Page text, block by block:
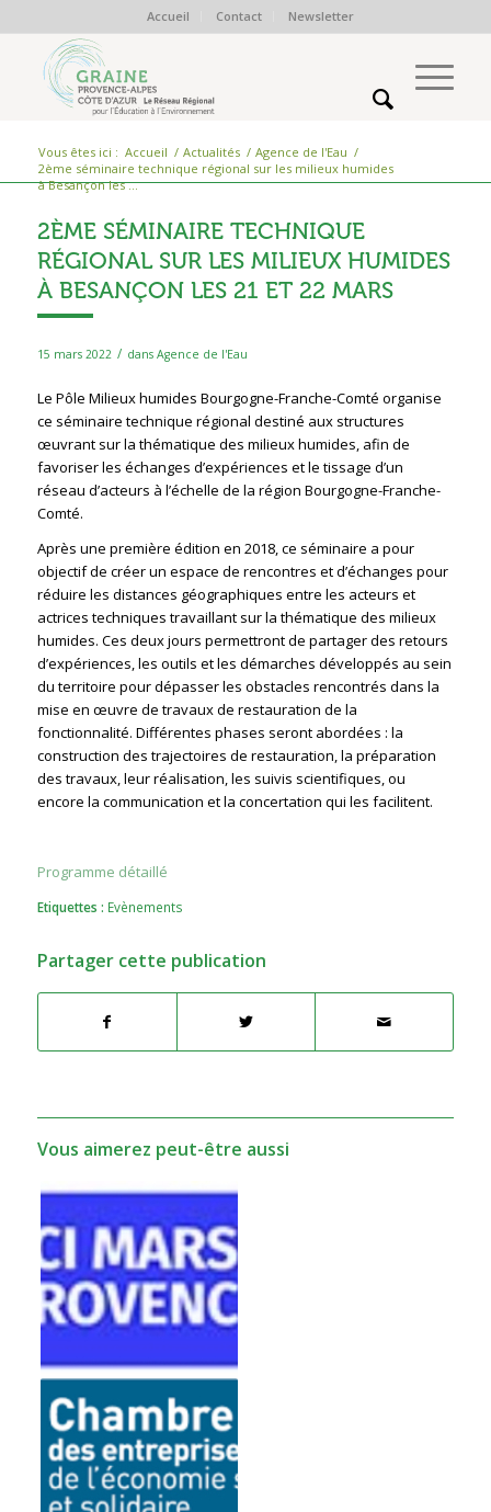
Accueil Contact Newsletter
Vous êtes ici : Accueil / Actualités / Agence de l'Eau /
2ème séminaire technique régional sur les milieux humides
à Besançon les ...
2ÈME SÉMINAIRE TECHNIQUE
RÉGIONAL SUR LES MILIEUX HUMIDES
À BESANÇON LES 21 ET 22 MARS
15 mars 2022 / dans Agence de l'Eau
Le Pôle Milieux humides Bourgogne-Franche-Comté organise
ce séminaire technique régional destiné aux structures
œuvrant sur la thématique des milieux humides, afin de
favoriser les échanges d’expériences et le tissage d’un
réseau d’acteurs à l’échelle de la région Bourgogne-Franche-
Comté.
Après une première édition en 2018, ce séminaire a pour
objectif de créer un espace de rencontres et d’échanges pour
réduire les distances géographiques entre les acteurs et
actrices techniques travaillant sur la thématique des milieux
humides. Ces deux jours permettront de partager des retours
d’expériences, les outils et les démarches développés au sein
du territoire pour dépasser les obstacles rencontrés dans la
mise en œuvre de travaux de restauration de la
fonctionnalité. Différentes phases seront abordées : la
construction des trajectoires de restauration, la préparation
des travaux, leur réalisation, les suivis scientifiques, ou
encore la communication et la concertation qui les facilitent.
Programme détaillé
Etiquettes : Evènements
Partager cette publication
Vous aimerez peut-être aussi